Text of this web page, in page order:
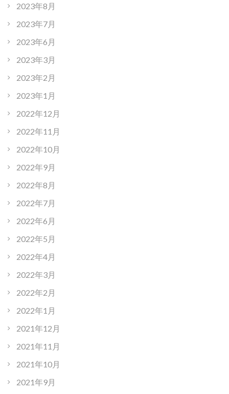
2023年8月
2023年7月
2023年6月
2023年3月
2023年2月
2023年1月
2022年12月
2022年11月
2022年10月
2022年9月
2022年8月
2022年7月
2022年6月
2022年5月
2022年4月
2022年3月
2022年2月
2022年1月
2021年12月
2021年11月
2021年10月
2021年9月